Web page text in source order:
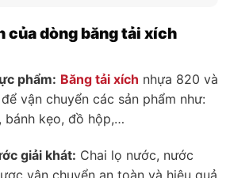
của dòng băng tải xích
phẩm: Băng tải xích nhựa 820 và
vận chuyển các sản phẩm như:
bánh kẹo, đồ hộp,…
giải khát: Chai lọ nước, nước
vận chuyển an toàn và hiệu quả